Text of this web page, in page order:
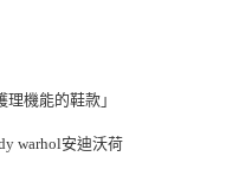
機能的鞋款」
warhol安迪沃荷